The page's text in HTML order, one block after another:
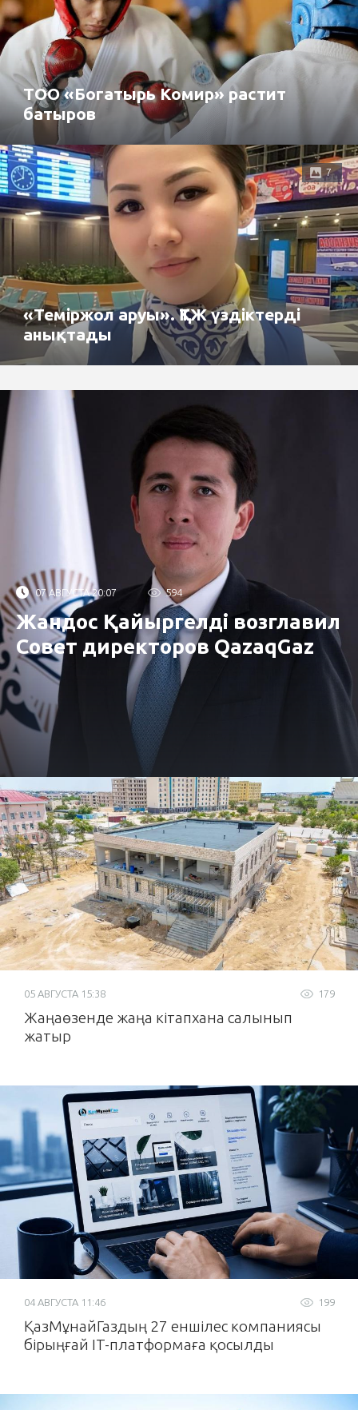
ТОО «Богатырь Комир» растит
батыров
7
«Теміржол аруы». ҚТЖ үздіктерді
анықтады
07 АВГУСТА 20:07 594
Жандос Қайыргелді возглавил
Совет директоров QazaqGaz
179
05 АВГУСТА 15:38
Жаңаөзенде жаңа кітапхана салынып
жатыр
199
04 АВГУСТА 11:46
ҚазМұнайГаздың 27 еншілес компаниясы
бірыңғай IT-платформаға қосылды